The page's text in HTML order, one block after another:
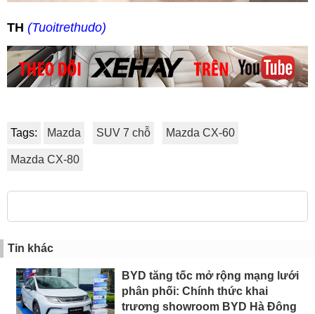
TH (Tuoitrethudo)
Tags: Mazda SUV 7 chỗ Mazda CX-60
Mazda CX-80
Tin khác
BYD tăng tốc mở rộng mạng lưới
phân phối: Chính thức khai
trương showroom BYD Hà Đông